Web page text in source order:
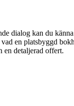
dialog kan du
en platsbyggd
en detaljerad offert.